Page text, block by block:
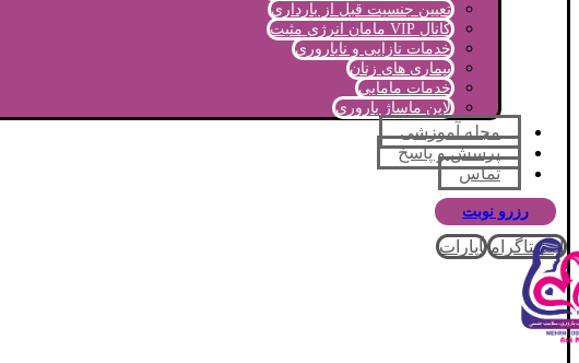
تعیین جنسیت قبل از بارداری
کانال VIP مامان انرژی مثبت
خدمات نازایی و ناباروری
بیماری های زنان
خدمات مامایی
لاین ماساژ باروری
مجله آموزشی
پرسش و پاسخ
تماس
رزرو نوبت
اینستاگرام آپارات